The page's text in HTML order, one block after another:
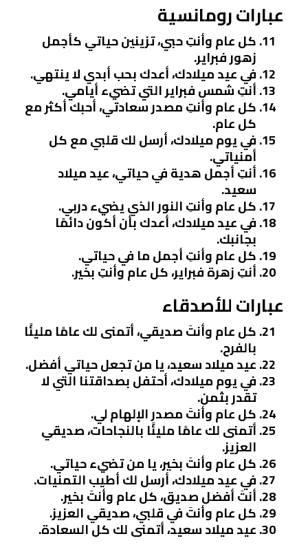
عبارات رومانسية
كل عام وأنتِ حبي، تزينين حياتي كأجمل
زهور فبراير.
في عيد ميلادك، أعدك بحب أبدي لا ينتهي.
أنتِ شمس فبراير التي تضيء أيامي.
كل عام وأنتِ مصدر سعادتي، أحبك أكثر مع
كل عام.
في يوم ميلادك، أرسل لك قلبي مع كل
أمنياتي.
أنتِ أجمل هدية في حياتي، عيد ميلاد
سعيد.
كل عام وأنتِ النور الذي يضيء دربي.
في عيد ميلادك، أعدك بأن أكون دائمًا
بجانبك.
كل عام وأنتِ أجمل ما في حياتي.
أنتِ زهرة فبراير، كل عام وأنتِ بخير.
عبارات للأصدقاء
كل عام وأنتَ صديقي، أتمنى لك عامًا مليئًا
بالفرح.
عيد ميلاد سعيد، يا من تجعل حياتي أفضل.
في يوم ميلادك، أحتفل بصداقتنا التي لا
تقدر بثمن.
كل عام وأنتَ مصدر الإلهام لي.
أتمنى لك عامًا مليئًا بالنجاحات، صديقي
العزيز.
كل عام وأنتَ بخير، يا من تضيء حياتي.
في عيد ميلادك، أرسل لك أطيب التمنيات.
أنتَ أفضل صديق، كل عام وأنتَ بخير.
كل عام وأنتَ في قلبي، صديقي العزيز.
عيد ميلاد سعيد، أتمنى لك كل السعادة.